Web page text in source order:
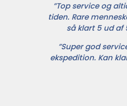
”Top service og
tiden. Rare
så klart 5 ud af
”Super god
ekspedition. Kan